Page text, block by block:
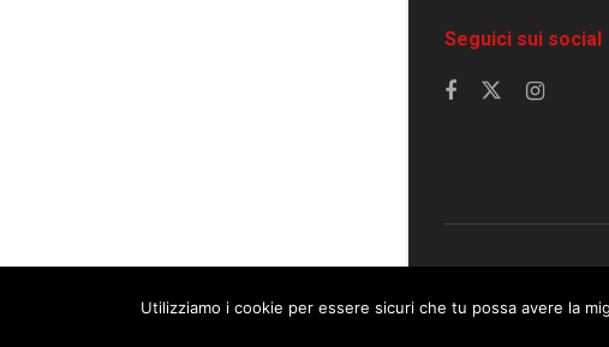
Seguici sui social
© 2023 Corriere di
This website uses cookies. By continuing to use
Utilizziamo i cookie per essere sicuri che tu possa avere la